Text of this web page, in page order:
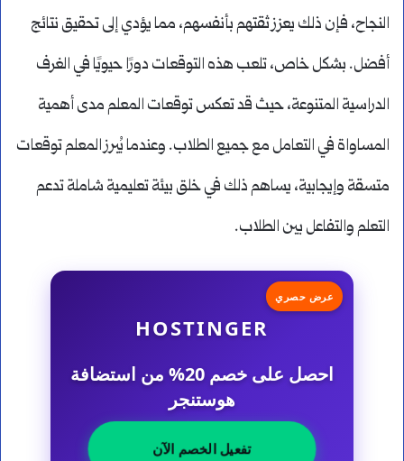
النجاح، فإن ذلك يعزز ثقتهم بأنفسهم، مما يؤدي إلى تحقيق نتائج
أفضل. بشكل خاص، تلعب هذه التوقعات دورًا حيويًا في الغرف
الدراسية المتنوعة، حيث قد تعكس توقعات المعلم مدى أهمية
المساواة في التعامل مع جميع الطلاب. وعندما يُبرز المعلم توقعات
متسقة وإيجابية، يساهم ذلك في خلق بيئة تعليمية شاملة تدعم
التعلم والتفاعل بين الطلاب.
عرض حصري
HOSTINGER
احصل على خصم 20% من استضافة
هوستنجر
تفعيل الخصم الآن